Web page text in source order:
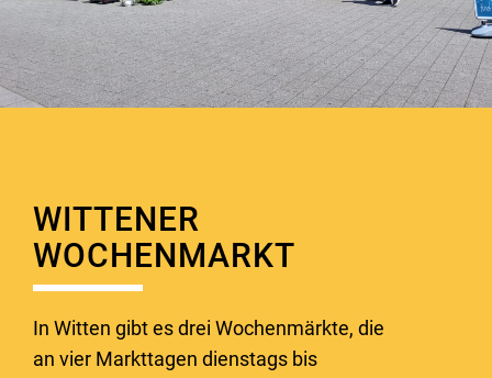
WITTENER
WOCHENMARKT
In Witten gibt es drei Wochenmärkte, die
an vier Markttagen dienstags bis